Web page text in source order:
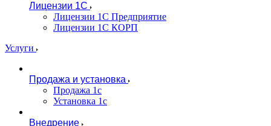
Лицензии 1С
Лицензии 1С Предприятие
Лицензии 1С КОРП
Услуги
Продажа и установка
Продажа 1с
Установка 1с
Внедрение